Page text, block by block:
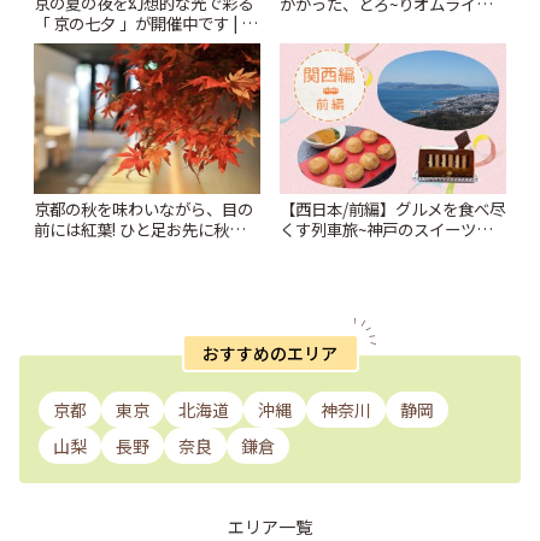
「 京の七夕 」が開催中です | こ
とりっぷ
| ことりっぷ
京都の秋を味わいながら、目の
前には紅葉! ひと足お先に秋が楽
【西日本/前編】グルメを食べ尽
くす列車旅~神戸のスイーツか
おすすめのエリア
京都 東京 北海道 沖縄 神奈川
静岡
山梨
長野 奈良 鎌倉
エリア一覧